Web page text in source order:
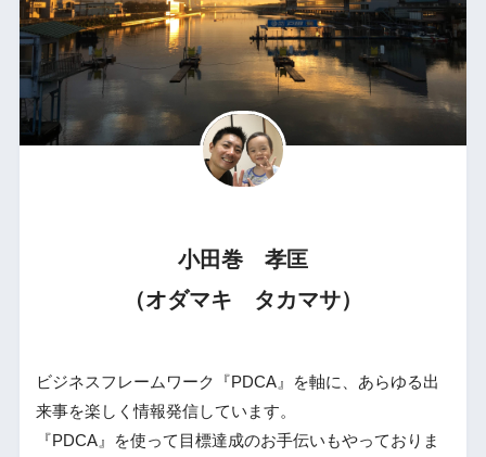
小田巻 孝匡
（オダマキ タカマサ）
ビジネスフレームワーク『PDCA』を軸に、あらゆる出
来事を楽しく情報発信しています。
『PDCA』を使って目標達成のお手伝いもやっておりま